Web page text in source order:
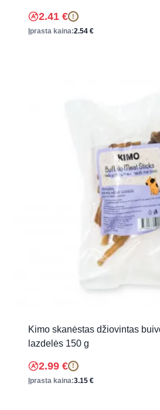
2.41 € !
Įprasta kaina:2.54 €
Kimo skanėstas džiovintas
lazdelės 150 g
2.99 € !
Įprasta kaina:3.15 €